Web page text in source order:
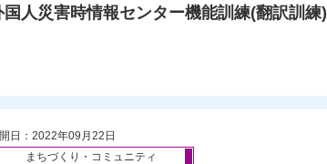
国人災害時情報センター機能訓練(翻訳訓練)
日：2022年09月22日
まちづくり・コミュニティ